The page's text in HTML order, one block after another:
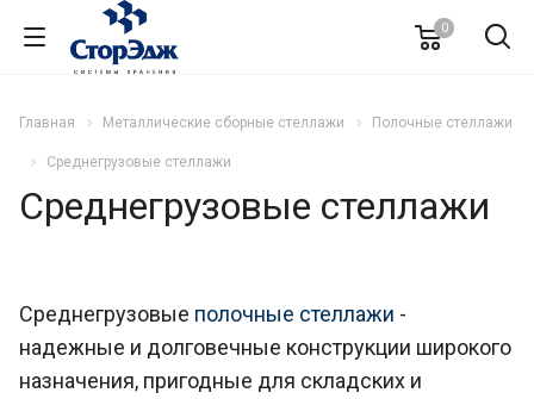
0
Главная Металлические сборные стеллажи Полочные стеллажи
Среднегрузовые стеллажи
Среднегрузовые стеллажи
Среднегрузовые полочные стеллажи -
надежные и долговечные конструкции широкого
назначения, пригодные для складских и